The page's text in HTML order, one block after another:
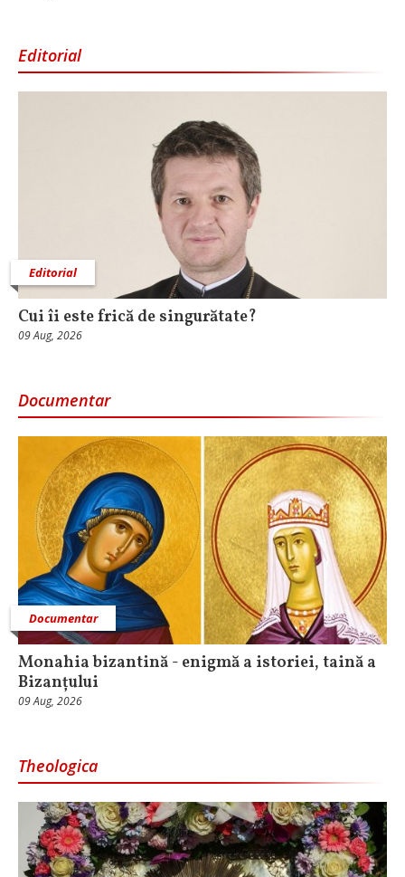
Editorial
Editorial
Cui îi este frică de singurătate?
09 Aug, 2026
Documentar
Documentar
Monahia bizantină - enigmă a istoriei, taină a
Bizanțului
09 Aug, 2026
Theologica